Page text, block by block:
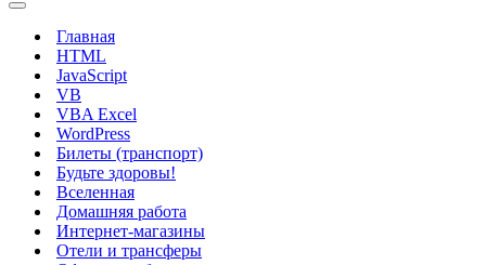
навигации
Меню
навигацииГлавная
HTML
JavaScript
VB
VBA Excel
WordPress
Билеты (транспорт)
Будьте здоровы!
Вселенная
Домашняя работа
Интернет-магазины
Отели и трансферы